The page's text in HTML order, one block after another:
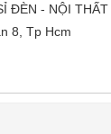
ĐÈN - NỘI
8, Tp Hcm